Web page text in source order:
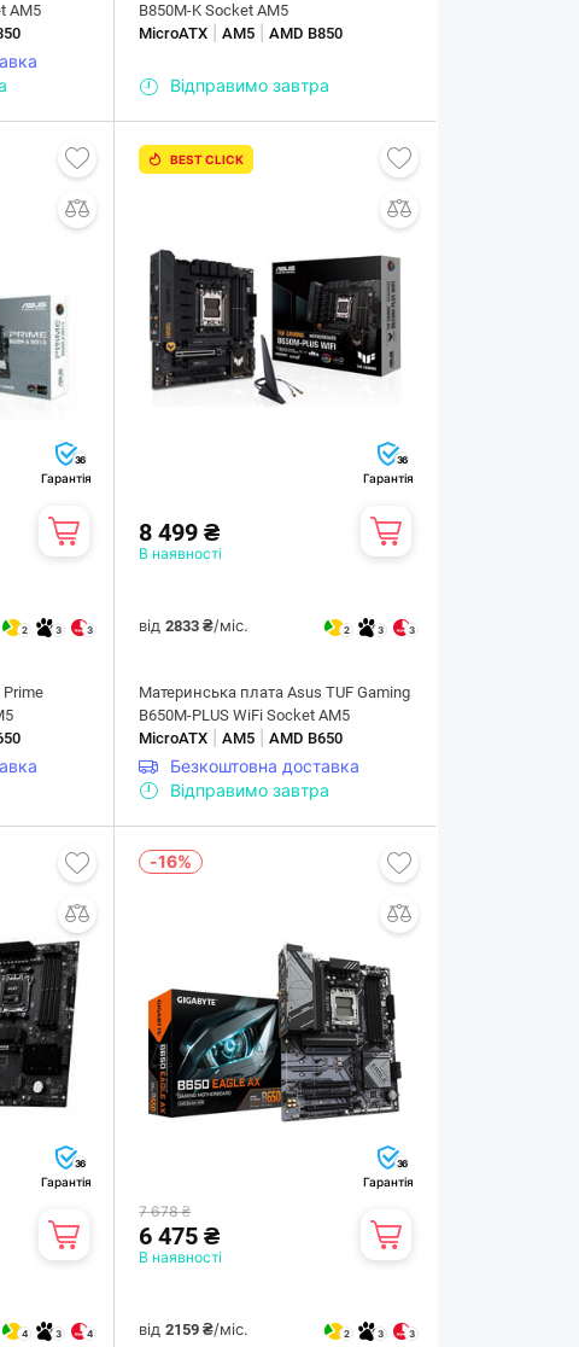
AM5
B850M-K Socket AM5
MicroATX |AM5 |AMD B850
Відправимо завтра
36
Гарантія
2 3 3
BEST CLICK
36
Гарантія
8 499 ₴
В наявності
від2833 ₴/міс. 2 3 3
Материнська плата Asus TUF Gaming
B650M-PLUS WiFi Socket AM5
MicroATX |AM5 |AMD B650
Безкоштовна доставка
Відправимо завтра
36
Гарантія
4 3 4
-16%
36
Гарантія
7 678 ₴
6 475 ₴
В наявності
від2159 ₴/міс. 2 3 3